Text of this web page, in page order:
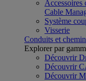
Accessoires
Cable
Système
Visserie
Conduits et
Explorer par
Découvrir
Découvrir
Découvrir